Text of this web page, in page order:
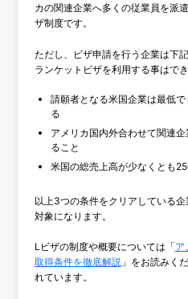
カの関連企業へ多くの従業員を派
ザ制度です。
ただし、ビザ申請を行う企業は下
ランケットビザを利用する事はでき
請願者となる米国企業は最低
る
アメリカ国内外合わせて関連
ること
米国の総売上高が少なくとも
以上3つの条件をクリアしている
対象になります。
Lビザの制度や概要については「ア
取得条件を徹底解説 」をお読みく
れています。